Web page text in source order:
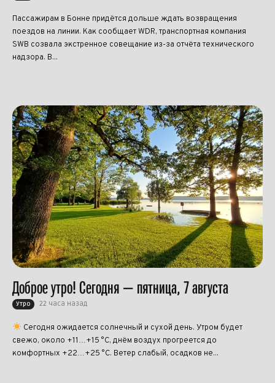
Пассажирам в Бонне придётся дольше ждать возвращения
поездов на линии. Как сообщает WDR, транспортная компания
SWB созвала экстренное совещание из-за отчёта технического
надзора. В...
Доброе утро! Сегодня — пятница, 7 августа
Утро 22 часа назад
Сегодня ожидается солнечный и сухой день. Утром будет
свежо, около +11…+15 °C, днём воздух прогреется до
комфортных +22…+25 °C. Ветер слабый, осадков не...